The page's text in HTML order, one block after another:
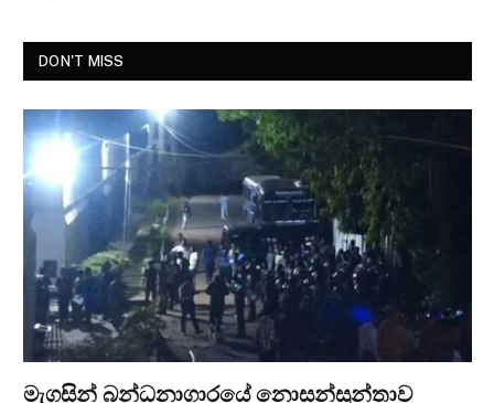
DON'T MISS
මැගසින් බන්ධනාගාරයේ නොසන්සුන්තාව